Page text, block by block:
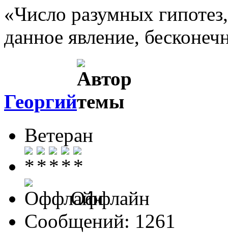
«Число разумных
данное явление,
Георгий
Ветеран
Оффлайн
Сообщений: 1261